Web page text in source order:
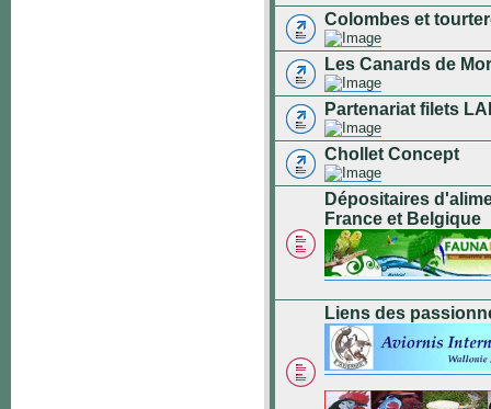
Colombes et
Les Canards de
Partenariat filets
Chollet Concept
Dépositaires
France et Belgique
Liens des